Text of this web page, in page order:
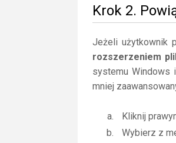
Krok 2.
Jeżeli użytkownik
rozszerzeniem
systemu Windows
mniej
Kliknij
Wybierz z